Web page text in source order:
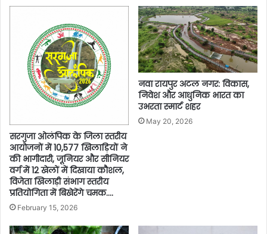
सरगुजा ओलंपिक के जिला स्तरीय
आयोजनों में 10,577 खिलाड़ियों ने
की भागीदारी, जूनियर और सीनियर
वर्ग में 12 खेलों में दिखाया कौशल,
विजेता खिलाड़ी संभाग स्तरीय
प्रतियोगिता में बिखेरेंगे चमक….
February 15, 2026
नवा रायपुर अटल नगर: विकास,
निवेश और आधुनिक भारत का
उभरता स्मार्ट शहर
May 20, 2026